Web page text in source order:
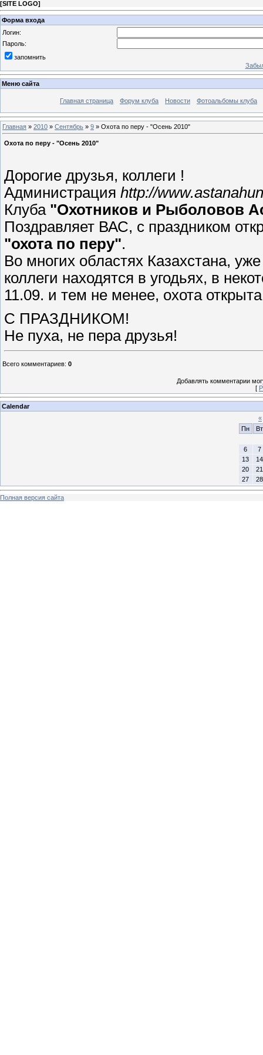
[SITE LOGO]
Форма входа
Логин:
Пароль:
запомнить
Меню сайта
Главная страница Форум клуба Новости Фотоальбомы клуба
Главная » 2010 » Сентябрь » 9 » Охота по перу - "Осень 2010"
Охота по перу - "Осень 2010"
Дорогие друзья, коллеги !
Администрация http://
Клуба "Охотников и Рыболовов
Поздравляет ВАС, с праздником
"охота по перу".
Во многих областях Казахстана,
коллеги находятся в угодьях, в
11.09. и тем не менее, охота
С ПРАЗДНИКОМ!
Не пуха, не пера друзья!
Всего комментариев: 0
Добавлять комментарии
[
Calendar
«
Пн
Вт
6
7
13
14
20
21
27
28
Полная версия сайта